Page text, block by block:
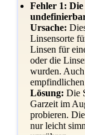
Fehler 1:
Ursache:
Linsensorte
Linsen für
oder die
wurden.
Lösung: Die
Garzeit im
probieren.
nur leicht